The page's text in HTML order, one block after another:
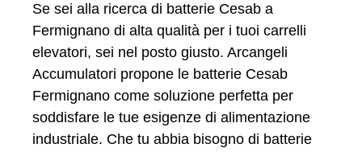
Se sei alla ricerca di batterie Cesab a
Fermignano di alta qualità per i tuoi carrelli
elevatori, sei nel posto giusto. Arcangeli
Accumulatori propone le batterie Cesab
Fermignano come soluzione perfetta per
soddisfare le tue esigenze di alimentazione
industriale. Che tu abbia bisogno di batterie